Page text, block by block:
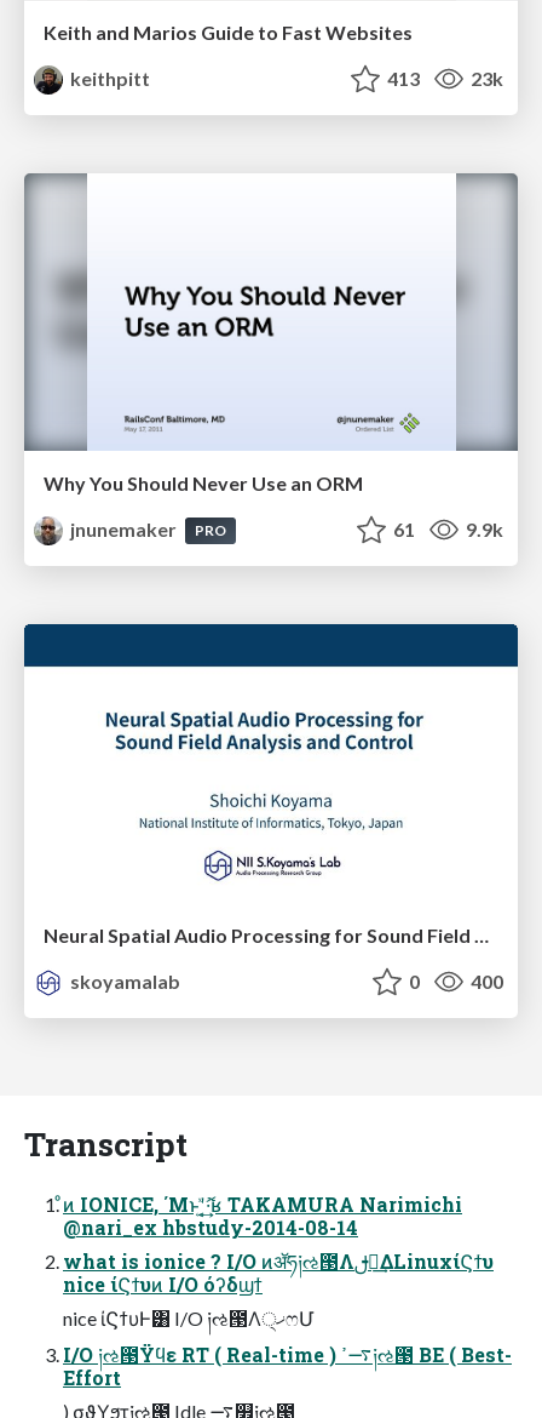
Keith and Marios Guide to Fast Websites
keithpitt
413 23k
Why You Should Never Use an ORM
jnunemaker
PRO 61 9.9k
skoyamalab
0 400
Transcript
ͦͷ IONICE, ΄Μͱʹޮ͍ͯ·͔͢ʁ TAKAMURA Narimichi
@nari_ex hbstudy-2014-08-14
what is ionice ? I/O ͷॲཧ༏ઌ౓Λࢦఆ͢ΔLinuxίϚϯυ
nice ίϚϯυͷ I/O όʔδϣϯ
nice ίϚϯυͰ͸ I/O ༏ઌ౓Λ੍ޚෆՄ
I/O ༏ઌ౓Ϋϥε RT ( Real-time ) ࠷ߴ༏ઌ౓ BE ( Best-
Effort
) σϑΥϧτ༏ઌ౓ Idle ࠷௿༏ઌ౓